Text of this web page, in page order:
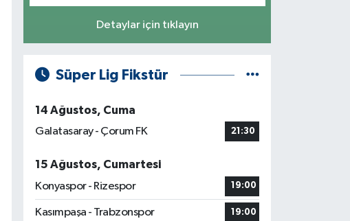
Detaylar için tıklayın
Süper Lig Fikstür
14 Ağustos, Cuma
Galatasaray - Çorum FK
21:30
15 Ağustos, Cumartesi
Konyaspor - Rizespor
19:00
Kasımpaşa - Trabzonspor 19:00